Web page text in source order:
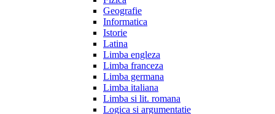
Geografie
Informatica
Istorie
Latina
Limba engleza
Limba franceza
Limba germana
Limba italiana
Limba si lit. romana
Logica si argumentatie